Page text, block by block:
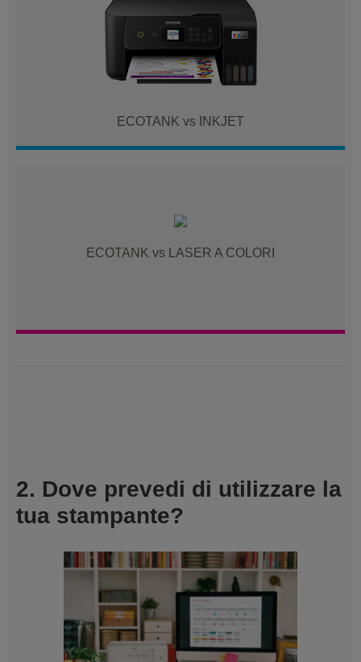
ECOTANK vs INKJET
ECOTANK vs LASER A COLORI
2. Dove prevedi di utilizzare la
tua stampante?